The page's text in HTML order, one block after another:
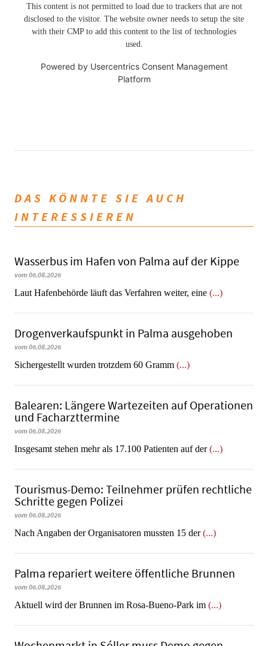
This content is not permitted to load due to trackers that are not
disclosed to the visitor. The website owner needs to setup the site
with their CMP to add this content to the list of technologies
used.
Powered by Usercentrics Consent Management
Platform
DAS KÖNNTE SIE AUCH
INTERESSIEREN
Wasserbus im Hafen von Palma auf der Kippe
vom 06.08.2026
Laut Hafenbehörde läuft das Verfahren weiter, eine (...)
Dro­gen­ver­kaufs­punkt in Palma ausgehoben
vom 06.08.2026
​​​​​​​Sichergestellt wurden trotzdem 60 Gramm (...)
Balearen: Längere Wartezeiten auf Operationen
und Facharzttermine
vom 06.08.2026
Insgesamt stehen mehr als 17.100 Patienten auf der(...)
Tourismus-Demo: Teilnehmer prüfen rechtliche
Schritte gegen Polizei
vom 06.08.2026
Nach Angaben der Organisatoren mussten 15 der(...)
Palma repariert weitere öffentliche Brunnen
vom 06.08.2026
Aktuell wird der Brunnen im Rosa-Bueno-Park im (...)